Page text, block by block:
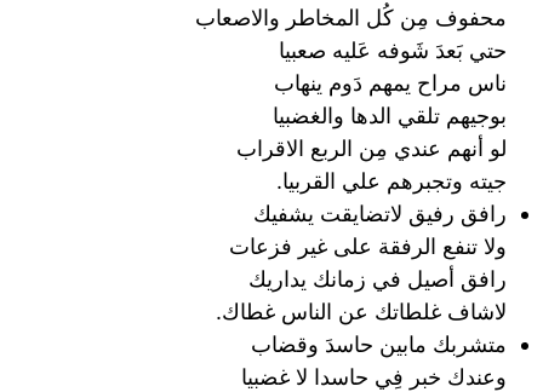
محفوف مِن كُل المخاطر والاصعاب
حتي بَعدَ شَوفه عَليه صعبيا
ناس مراح يمهم دَوم ينهاب
بوجيهم تلقي الدها والغضبيا
لو أنهم عندي مِن الربع الاقراب
جيته وتجبرهم علي القربيا.
رافق رفيق لاتضايقت يشفيك
ولا تنفع الرفقة على غير فزعات
رافق أصيل في زمانك يداريك
لاشاف غلطاتك عن الناس غطاك.
متشربك مابين حاسدَ وقضاب
وعندك خبر فِي حاسدا لا غضبيا